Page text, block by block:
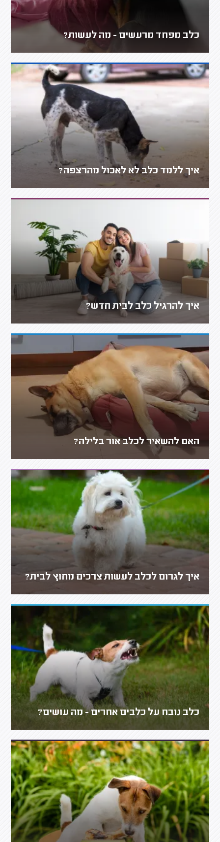
כלב מפחד מרעשים - מה לעשות?
איך ללמד כלב לא לאכול מהרצפה?
איך להרגיל כלב לבית חדש?
האם להשאיר לכלב אור בלילה?
איך לגרום לכלב לעשות צרכים מחוץ לבית?
כלב נובח על כלבים אחרים - מה עושים?